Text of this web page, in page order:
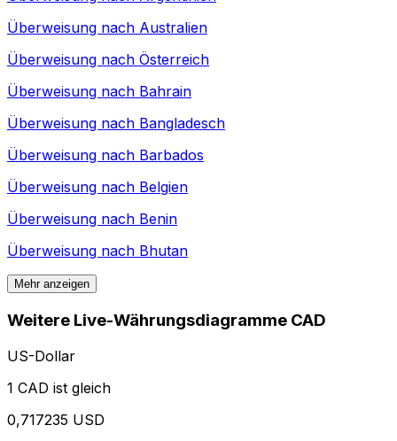
Überweisung nach Australien
Überweisung nach Österreich
Überweisung nach Bahrain
Überweisung nach Bangladesch
Überweisung nach Barbados
Überweisung nach Belgien
Überweisung nach Benin
Überweisung nach Bhutan
Mehr anzeigen
Weitere Live-Währungsdiagramme CAD
US-Dollar
1 CAD ist gleich
0,717235 USD